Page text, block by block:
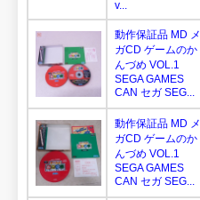
v...
動作保証品 MD メ
ガCD ゲームのか
んづめ VOL.1
SEGA GAMES
CAN セガ SEG...
動作保証品 MD メ
ガCD ゲームのか
んづめ VOL.1
SEGA GAMES
CAN セガ SEG...